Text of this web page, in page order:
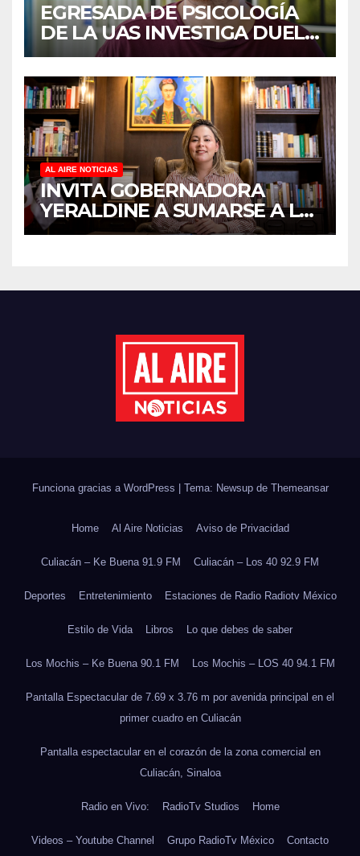
EGRESADA DE PSICOLOGÍA
DE LA UAS INVESTIGA DUELO
ANTICIPADO Y SOBRECARGA
EN CUIDADORES DE
ADULTOS MAYORES
AL AIRE NOTICIAS
INVITA GOBERNADORA
YERALDINE A SUMARSE A LA
JORNADA NACIONAL DE
DE ÁRBOLES
Funciona gracias a WordPress Tema: Newsup de Themeansar
Home Al Aire Noticias Aviso de Privacidad
Culiacán – Ke Buena 91.9 FM Culiacán – Los 40 92.9 FM
Deportes Entretenimiento Estaciones de Radio Radiotv México
Estilo de Vida Libros Lo que debes de saber
Los Mochis – Ke Buena 90.1 FM Los Mochis – LOS 40 94.1 FM
Pantalla Espectacular de 7.69 x 3.76 m por avenida principal en el
primer cuadro en Culiacán
Pantalla espectacular en el corazón de la zona comercial en
Culiacán, Sinaloa
Radio en Vivo: RadioTv Studios Home
Videos – Youtube Channel Grupo RadioTv México Contacto